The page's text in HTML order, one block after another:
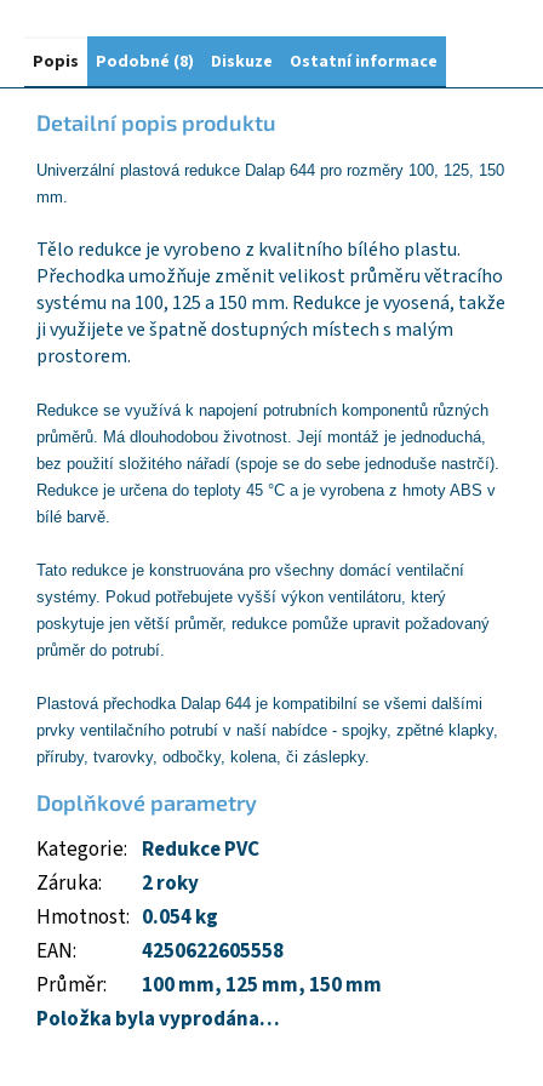
Popis Podobné (8) Diskuze Ostatní informace
Detailní popis produktu
Univerzální plastová redukce Dalap 644 pro rozměry 100, 125, 150
mm.
Tělo redukce je vyrobeno z kvalitního bílého plastu.
Přechodka umožňuje změnit velikost průměru větracího
systému na 100, 125 a 150 mm. Redukce je vyosená, takže
ji využijete ve špatně dostupných místech s malým
prostorem.
Redukce se využívá k napojení potrubních komponentů různých
průměrů. Má dlouhodobou životnost. Její montáž je jednoduchá,
bez použití složitého nářadí (spoje se do sebe jednoduše nastrčí).
Redukce je určena do teploty 45 °C a je vyrobena z hmoty ABS v
bílé barvě.
Tato redukce je konstruována pro všechny domácí ventilační
systémy. Pokud potřebujete vyšší výkon ventilátoru, který
poskytuje jen větší průměr, redukce pomůže upravit požadovaný
průměr do potrubí.
Plastová přechodka Dalap 644 je kompatibilní se všemi dalšími
prvky ventilačního potrubí v naší nabídce - spojky, zpětné klapky,
příruby, tvarovky, odbočky, kolena, či záslepky.
Doplňkové parametry
Kategorie: Redukce PVC
Záruka:
2 roky
Hmotnost: 0.054 kg
EAN:
4250622605558
Průměr: 100 mm, 125 mm, 150 mm
Položka byla vyprodána…